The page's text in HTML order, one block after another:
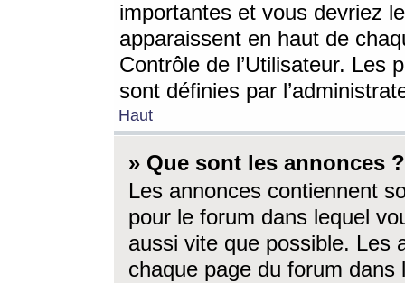
importantes et vous devriez
apparaissent en haut de
Contrôle de l’Utilisateur. Les
sont définies par
Haut
» Que sont les annonces ?
Les annonces contiennent
pour le forum dans lequel
aussi vite que possible. Les
chaque page du forum dans